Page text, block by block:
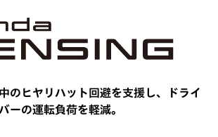
のヒヤリハット回避を支援し、
ドライ
ーの運転負荷を軽減。